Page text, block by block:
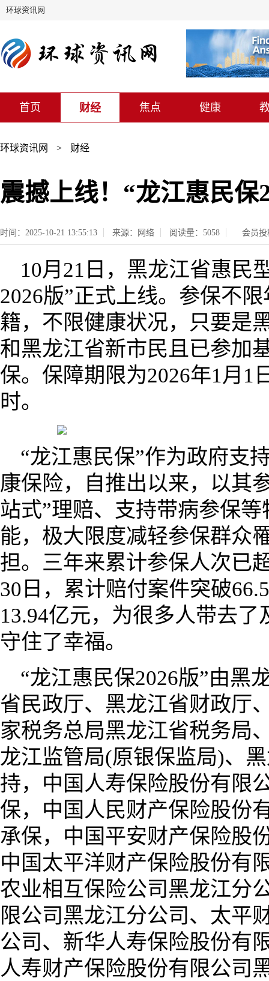
环球资讯网
首页 财经 焦点 健康
环球资讯网 > 财经
震撼上线！“龙江惠民保
时间：2025-10-21 13:55:13 来源：网络 阅读量：5058 会员投
10月21日，黑龙江省惠民
2026版”正式上线。参保不
籍，不限健康状况，只要是
和黑龙江省新市民且已参加
保。保障期限为2026年1月1
时。
“龙江惠民保”作为政府支
康保险，自推出以来，以其
站式”理赔、支持带病参保
能，极大限度减轻参保群众
担。三年来累计参保人次已
30日，累计赔付案件突破
13.94亿元，为很多人带去
守住了幸福。
“龙江惠民保2026版”由黑
省民政厅、黑龙江省财政厅
家税务总局黑龙江省税务局
龙江监管局(原银保监局)、
持，中国人寿保险股份有限
保，中国人民财产保险股份
承保，中国平安财产保险股
中国太平洋财产保险股份有
农业相互保险公司黑龙江分
限公司黑龙江分公司、太平
公司、新华人寿保险股份有
人寿财产保险股份有限公司